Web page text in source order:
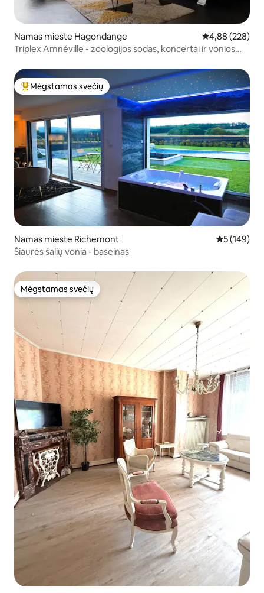
Namas mieste Hagondange Vidutinis
4,88 (228)
Triplex Amnéville - zoologijos sodas, koncertai ir vonios
Svečių mėgstamiausias
Mėgstamas svečių
Namas mieste Richemont Vidutinis
5 (149)
Šiaurės šalių vonia - baseinas
Mėgstamas svečių
Mėgstamas svečių